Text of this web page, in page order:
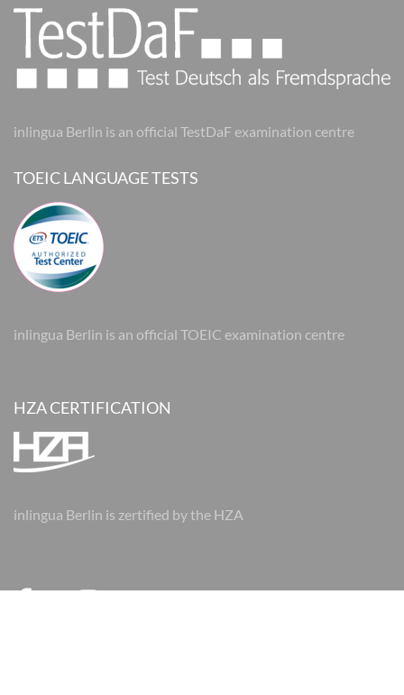
inlingua Berlin is an official TestDaF examination centre
TOEIC LANGUAGE TESTS
inlingua Berlin is an official TOEIC examination centre
HZA CERTIFICATION
inlingua Berlin is zertified by the HZA